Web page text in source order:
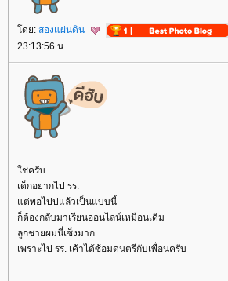
โดย: สองแผ่นดิน
23:13:56 น.
ใช่ครับ
เด็กอยากไป รร.
แต่พอไปปแล้วเป็นแบบนี้
ก็ต้องกลับมาเรียนออนไลน์เหมือนเดิม
ลูกชายผมนี่เซ็งมาก
เพราะไป รร. เค้าได้ซ้อมดนตรีกับเพื่อนครับ